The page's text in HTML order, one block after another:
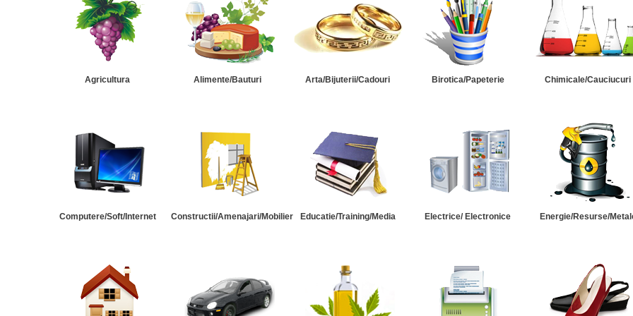
Agricultura Alimente/Bauturi Arta/Bijuterii/Cadouri Birotica/Papeterie Chimicale/Cauciucuri
Computere/Soft/Internet Constructii/Amenajari/Mobilier Educatie/Training/Media Electrice/ Electronice Energie/Resurse/